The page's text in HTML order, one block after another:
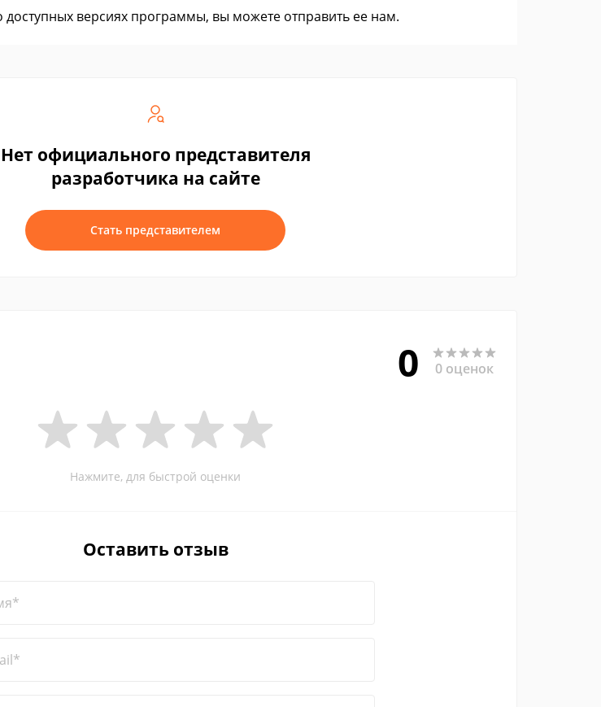
доступных версиях программы, вы можете отправить ее нам.
Нет официального представителя
разработчика на сайте
Стать представителем
0 0 оценок
Нажмите, для быстрой оценки
Оставить отзыв